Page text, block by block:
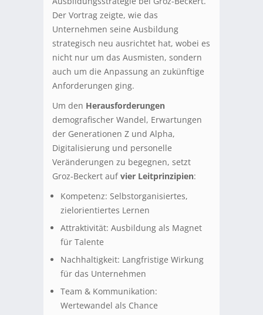
Der Vortrag zeigte, wie das
Unternehmen seine Ausbildung
strategisch neu ausrichtet hat, wobei es
nicht nur um das Ausmisten, sondern
auch um die Anpassung an zukünftige
Anforderungen ging.
Um den Herausforderungen
demografischer Wandel, Erwartungen
der Generationen Z und Alpha,
Digitalisierung und personelle
Veränderungen zu begegnen, setzt
Groz-Beckert aufvier Leitprinzipien:
Kompetenz: Selbstorganisiertes,
zielorientiertes Lernen
Attraktivität: Ausbildung als Magnet
für Talente
Nachhaltigkeit: Langfristige Wirkung
für das Unternehmen
Team & Kommunikation:
Wertewandel als Chance